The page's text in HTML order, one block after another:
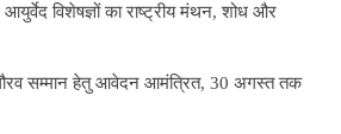
विशेषज्ञों का राष्ट्रीय मंथन, शोध और
सम्मान हेतु आवेदन आमंत्रित, 30 अगस्त तक